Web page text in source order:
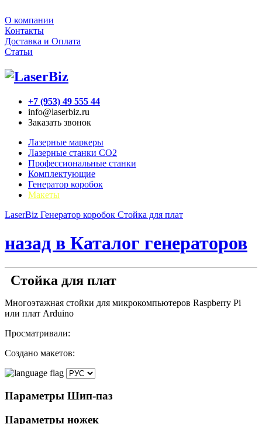
О компании
Контакты
Доставка и Оплата
Статьи
+7 (953) 49 555 44
info@laserbiz.ru
Заказать звонок
Лазерные маркеры
Лазерные станки CO2
Профессиональные станки
Комплектующие
Генератор коробок
Макеты
LaserBiz Генератор коробок Стойка для плат
назад в Каталог генераторов
Стойка для плат
Многоэтажная стойки для микрокомпьютеров Raspberry Pi
или плат Arduino
Просматривали:
Создано макетов:
Параметры Шип-паз
Параметры ножек